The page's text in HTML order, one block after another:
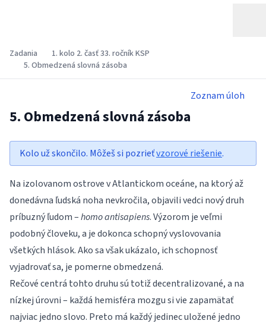
Zadania
1. kolo 2. časť 33. ročník KSP
5. Obmedzená slovná zásoba
Zoznam úloh
5. Obmedzená slovná zásoba
Kolo už skončilo. Môžeš si pozrieťvzorové riešenie.
Na izolovanom ostrove v Atlantickom oceáne, na ktorý až
donedávna ľudská noha nevkročila, objavili vedci nový druh
príbuzný ľudom –homo antisapiens. Výzorom je veľmi
podobný človeku, a je dokonca schopný vyslovovania
všetkých hlások. Ako sa však ukázalo, ich schopnosť
vyjadrovať sa, je pomerne obmedzená.
Rečové centrá tohto druhu sú totiž decentralizované, a na
nízkej úrovni – každá hemisféra mozgu si vie zapamätať
najviac jedno slovo. Preto má každý jedinec uložené jedno